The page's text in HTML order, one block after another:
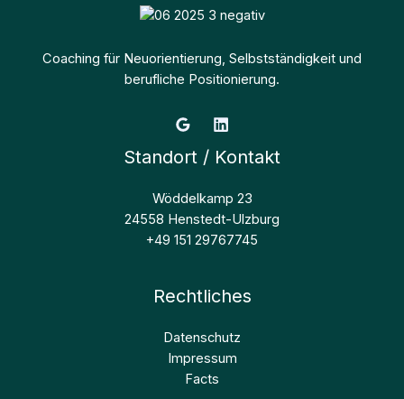
Coaching für Neuorientierung, Selbstständigkeit und
berufliche Positionierung.
Standort / Kontakt
Wöddelkamp 23
24558 Henstedt-Ulzburg
+49 151 29767745
Rechtliches
Datenschutz
Impressum
Facts